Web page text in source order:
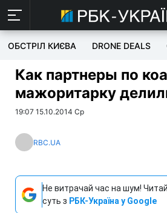
ОБСТРІЛ КИЄВА DRONE DEALS
Как партнеры по
мажоритарку
19:07 15.10.2014 Ср
RBC.UA
Не витрачай час на шум! Читай
суть з РБК-Україна у Google